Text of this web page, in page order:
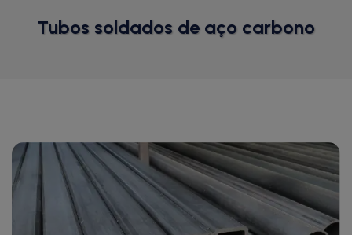
Tubos soldados de aço carbono